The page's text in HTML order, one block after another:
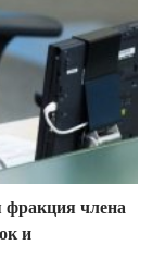
фракция члена
и